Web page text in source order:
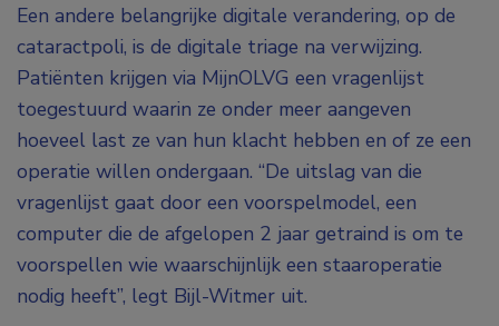
Een andere belangrijke digitale verandering, op de
cataractpoli, is de digitale triage na verwijzing.
Patiënten krijgen via MijnOLVG een vragenlijst
toegestuurd waarin ze onder meer aangeven
hoeveel last ze van hun klacht hebben en of ze een
operatie willen ondergaan. “De uitslag van die
vragenlijst gaat door een voorspelmodel, een
computer die de afgelopen 2 jaar getraind is om te
voorspellen wie waarschijnlijk een staaroperatie
nodig heeft”, legt Bijl-Witmer uit.